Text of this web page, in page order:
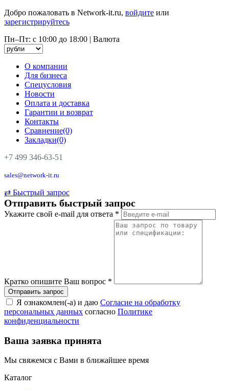
Добро пожаловать в Network-it.ru, войдите или
зарегистрируйтесь
Пн–Пт: с 10:00 до 18:00 | Валюта
О компании
Для бизнеса
Спецусловия
Новости
Оплата и доставка
Гарантии и возврат
Контакты
Сравнение(0)
Закладки(0)
+7 499 346-63-51
sales@network-it.ru
⇄ Быстрый запрос
Отправить быстрый запрос
Укажите свой e-mail для ответа *
Кратко опишите Ваш вопрос *
Я ознакомлен(-а) и даю Согласие на обработку
персональных данных согласно Политике
конфиденциальности
Ваша заявка принята
Мы свяжемся с Вами в ближайшее время
Каталог